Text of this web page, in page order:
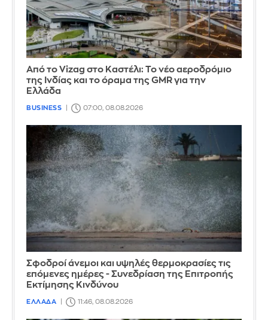
Από το Vizag στο Καστέλι: Το νέο αεροδρόμιο
της Ινδίας και το όραμα της GMR για την
Ελλάδα
BUSINESS 07:00, 08.08.2026
Σφοδροί άνεμοι και υψηλές θερμοκρασίες τις
επόμενες ημέρες - Συνεδρίαση της Επιτροπής
Εκτίμησης Κινδύνου
ΕΛΛΑΔΑ 11:46, 08.08.2026